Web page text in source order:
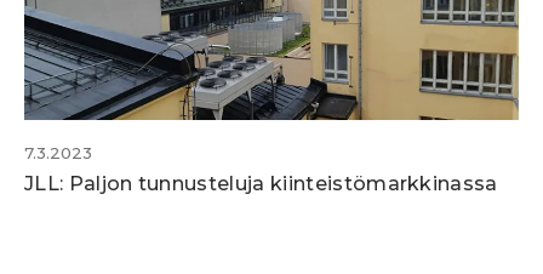
7.3.2023
JLL: Paljon tunnusteluja kiinteistömarkkinassa